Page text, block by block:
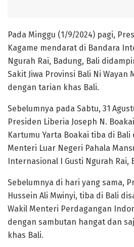
Pada Minggu (1/9/2024) pagi,
Kagame mendarat di Bandara
Ngurah Rai, Badung, Bali
Sakit Jiwa Provinsi Bali Ni Wayan
dengan tarian khas Bali.
Sebelumnya pada Sabtu, 31
Presiden Liberia Joseph N.
Kartumu Yarta Boakai tiba di Bali
Menteri Luar Negeri Pahala
Internasional I Gusti Ngurah Rai,
Sebelumnya di hari yang sama,
Hussein Ali Mwinyi, tiba di Bali
Wakil Menteri Perdagangan
dengan sambutan hangat dan
khas Bali.